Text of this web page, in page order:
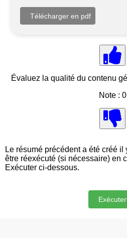
Évaluez la qualité du contenu
Note : 0
Le résumé précédent a été créé
être réexécuté (si nécessaire) en
Exécuter ci-dessous.